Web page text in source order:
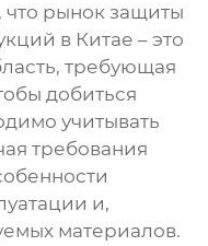
что рынокзащиты
в Китае – это
требующая
добиться
учитывать
требования
и,
материалов.